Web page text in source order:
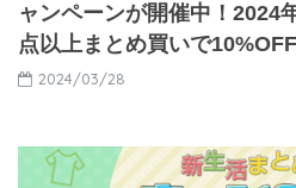
ャンペーンが開催中！2024
点以上まとめ買いで10%OFF
2024/03/28